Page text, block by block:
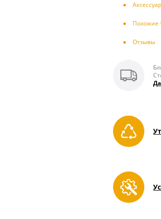
Похожие
Отзывы